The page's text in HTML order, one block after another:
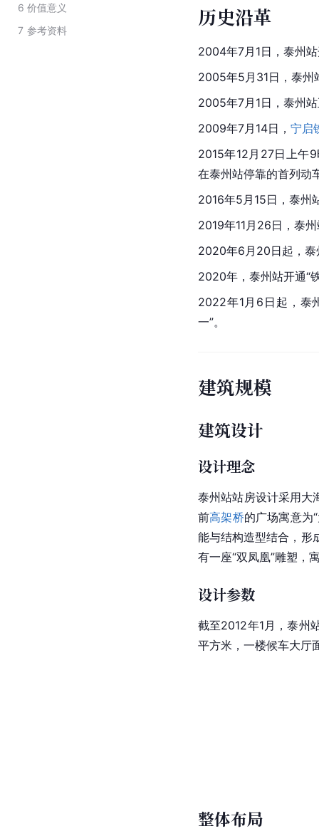
6 价值意义
7 参考资料
历史沿革
2004年7月1日，泰州
2005年5月31日，泰州
2005年7月1日，泰州
2009年7月14日， 宁启
2015年12月27日上午
在泰州站停靠的首列动
2016年5月15日，泰州
2019年11月26日，泰
2020年6月20日起，泰
2020年，泰州站开通“
2022年1月6日起，泰
一”。
建筑规模
建筑设计
设计理念
泰州站站房设计采用大
前高架桥的广场寓意为
能与结构造型结合，形
有一座“双凤凰”雕塑，
设计参数
截至2012年1月，泰州
平方米，一楼候车大厅
整体布局